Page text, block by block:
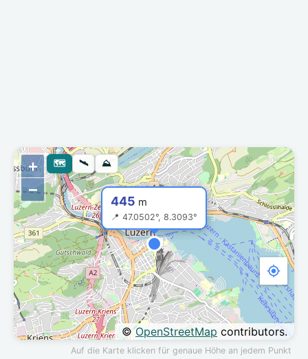
445 m
📍 47.0502°, 8.3093°
+
−
©OpenStreetMap contributors.
🗺 🛰 ⛰
Auf die Karte klicken für genaue Höhe an jedem Punkt